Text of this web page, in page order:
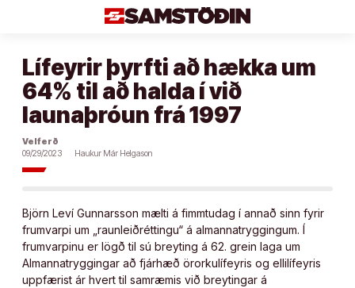
Lífeyrir þyrfti að hækka um
64% til að halda í við
launaþróun frá 1997
Velferð
09/29/2023
Haukur Már Helgason
Björn Leví Gunnarsson mælti á fimmtudag í annað sinn fyrir
frumvarpi um „raunleiðréttingu“ á almannatryggingum. Í
frumvarpinu er lögð til sú breyting á 62. grein laga um
Almannatryggingar að fjárhæð örorkulífeyris og ellilífeyris
uppfærist ár hvert til samræmis við breytingar á